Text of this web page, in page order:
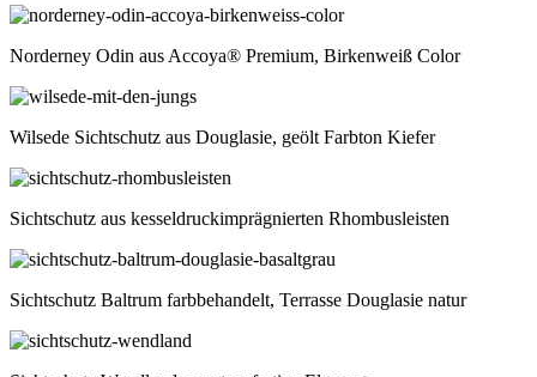
Norderney Odin aus Accoya® Premium, Birkenweiß Color
Wilsede Sichtschutz aus Douglasie, geölt Farbton Kiefer
Sichtschutz aus kesseldruckimprägnierten Rhombusleisten
Sichtschutz Baltrum farbbehandelt, Terrasse Douglasie natur